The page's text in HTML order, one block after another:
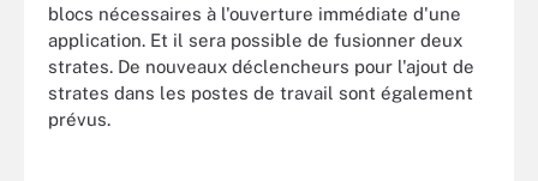
blocs nécessaires à l'ouverture immédiate d'une
application. Et il sera possible de fusionner deux
strates. De nouveaux déclencheurs pour l'ajout de
strates dans les postes de travail sont également
prévus.